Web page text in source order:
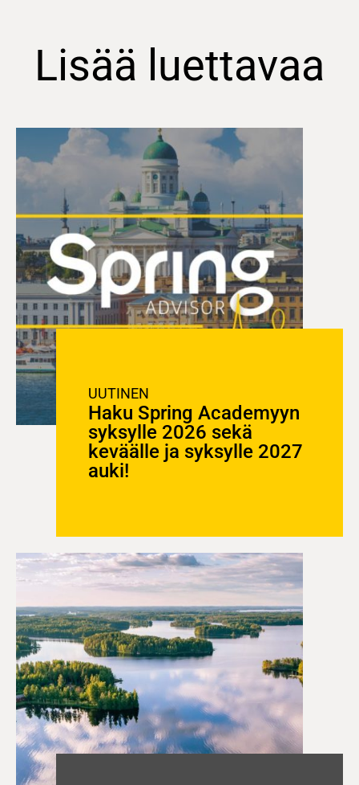
Lisää luettavaa
UUTINEN
Haku Spring Academyyn
syksylle 2026 sekä
keväälle ja syksylle 2027
auki!